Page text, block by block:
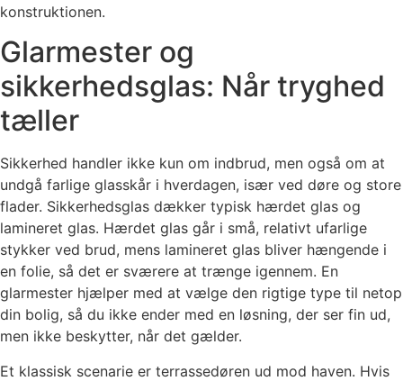
konstruktionen.
Glarmester og
sikkerhedsglas: Når tryghed
tæller
Sikkerhed handler ikke kun om indbrud, men også om at
undgå farlige glasskår i hverdagen, især ved døre og store
flader. Sikkerhedsglas dækker typisk hærdet glas og
lamineret glas. Hærdet glas går i små, relativt ufarlige
stykker ved brud, mens lamineret glas bliver hængende i
en folie, så det er sværere at trænge igennem. En
glarmester hjælper med at vælge den rigtige type til netop
din bolig, så du ikke ender med en løsning, der ser fin ud,
men ikke beskytter, når det gælder.
Et klassisk scenarie er terrassedøren ud mod haven. Hvis